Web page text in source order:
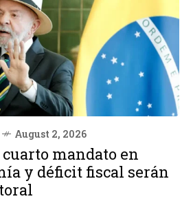
August 2, 2026
mandato en
y déficit fiscal serán